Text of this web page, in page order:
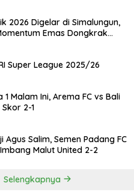
2026 Digelar di Simalungun,
Emas Dongkrak
Super League 2025/26
1 Malam Ini, Arema FC vs Bali
2-1
Agus Salim, Semen Padang FC
Malut United 2-2
Selengkapnya